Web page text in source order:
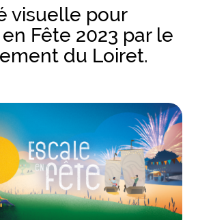
visuelle pour
Fête 2023 par le
du Loiret.